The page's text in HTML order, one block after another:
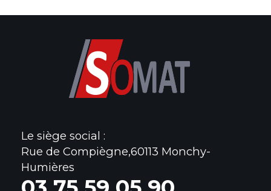
Le siège social :
Rue de Compiègne,60113 Monchy-
Humières